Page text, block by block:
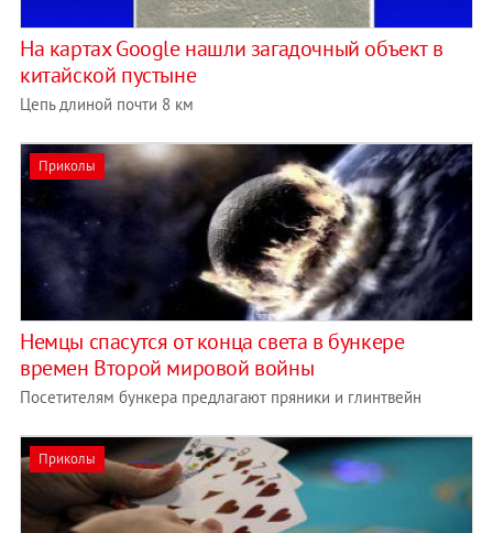
На картах Google нашли загадочный объект в
китайской пустыне
Цепь длиной почти 8 км
Приколы
Немцы спасутся от конца света в бункере
времен Второй мировой войны
Посетителям бункера предлагают пряники и глинтвейн
Приколы